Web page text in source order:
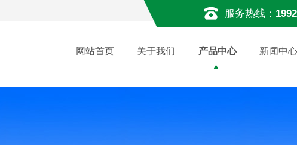
服务热线：
网站首页 关于我们 产品中心 新闻中心